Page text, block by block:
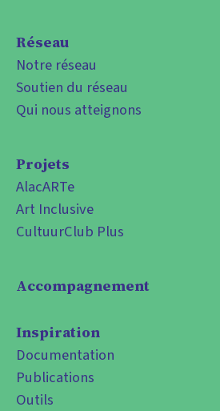
Réseau
Notre réseau
Soutien du réseau
Qui nous atteignons
Projets
AlacARTe
Art Inclusive
CultuurClub Plus
Accompagnement
Inspiration
Documentation
Publications
Outils